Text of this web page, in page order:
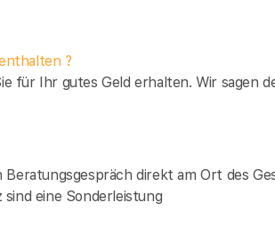
?
für Ihr gutes Geld erhalten. Wir sagen
Beratungsgespräch direkt am Ort des
eine Sonderleistung